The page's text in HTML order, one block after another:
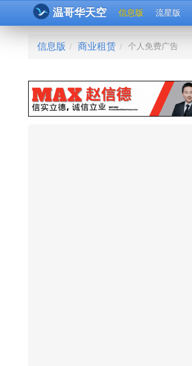
温哥华天空 信息版 流星版
信息版 / 商业租赁 / 个人免费广告